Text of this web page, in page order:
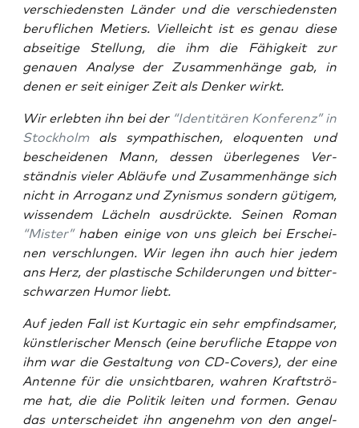
ver­schie­dens­ten Län­der und die ver­schie­dens­ten
beruf­li­chen Metiers. Viel­leicht ist es genau die­se
absei­ti­ge Stel­lung, die ihm die Fähig­keit zur
genau­en Ana­ly­se der Zusam­men­hän­ge gab, in
denen er seit eini­ger Zeit als Den­ker wirkt.
Wir erleb­ten ihn bei der “Iden­ti­tä­ren Kon­fe­renz” in
Stock­holmals sym­pa­thi­schen, elo­quen­ten und
beschei­de­nen Mann, des­sen über­le­ge­nes Ver­
ständ­nis vie­ler Abläu­fe und Zusam­men­hän­ge sich
nicht in Arro­ganz und Zynis­mus son­dern güti­gem,
wis­sen­dem Lächeln aus­drück­te. Sei­nen Roman
“Mis­ter”haben eini­ge von uns gleich bei Erschei­
nen ver­schlun­gen. Wir legen ihn auch hier jedem
ans Herz, der plas­ti­sche Schil­de­run­gen und bit­ter­
schwar­zen Humor liebt.
Auf jeden Fall ist Kur­ta­gic ein sehr emp­find­sa­mer,
künst­le­ri­scher Mensch (eine beruf­li­che Etap­pe von
ihm war die Gestal­tung von CD-Covers), der eine
Anten­ne für die unsicht­ba­ren, wah­ren Kraft­strö­
me hat, die die Poli­tik lei­ten und for­men. Genau
das unter­schei­det ihn ange­nehm von den angel­